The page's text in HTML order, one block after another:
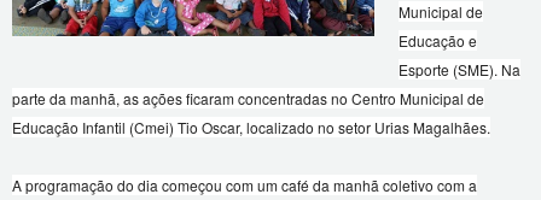
Municipal de
Educação e
Esporte (SME). Na
parte da manhã, as ações ficaram concentradas no Centro Municipal de
Educação Infantil (Cmei) Tio Oscar, localizado no setor Urias Magalhães.
A programação do dia começou com um café da manhã coletivo com a